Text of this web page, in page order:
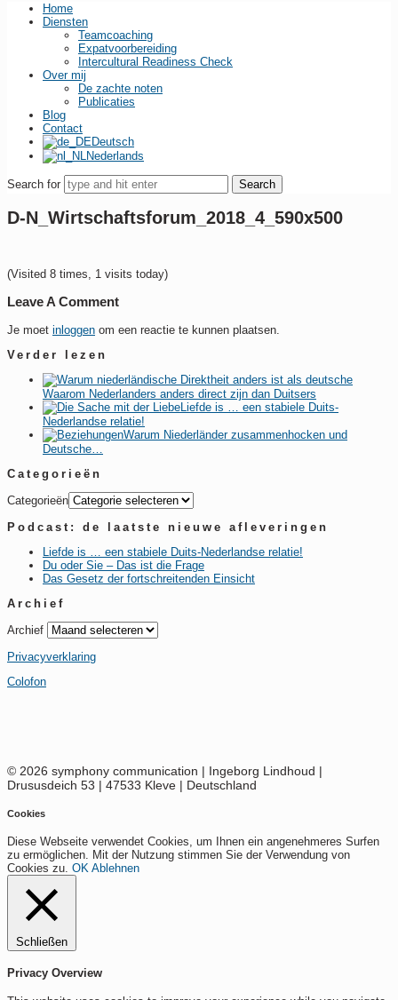
Home
Diensten
Teamcoaching
Expatvoorbereiding
Intercultural Readiness Check
Over mij
De zachte noten
Publicaties
Blog
Contact
Deutsch
Nederlands
Search for
D-N_Wirtschaftsforum_2018_4_590x500
(Visited 8 times, 1 visits today)
Leave A Comment
Je moet inloggen om een reactie te kunnen plaatsen.
Verder lezen
Waarom Nederlanders anders direct zijn dan Duitsers
Liefde is … een stabiele Duits-
Nederlandse relatie!
Warum Niederländer zusammenhocken und
Deutsche…
Categorieën
Categorieën
Podcast: de laatste nieuwe afleveringen
Liefde is … een stabiele Duits-Nederlandse relatie!
Du oder Sie – Das ist die Frage
Das Gesetz der fortschreitenden Einsicht
Archief
Archief
Privacyverklaring
Colofon
© 2026 symphony communication | Ingeborg Lindhoud |
Drususdeich 53 | 47533 Kleve | Deutschland
Cookies
Diese Webseite verwendet Cookies, um Ihnen ein angenehmeres Surfen
zu ermöglichen. Mit der Nutzung stimmen Sie der Verwendung von
Cookies zu. OK Ablehnen
Schließen
Privacy Overview